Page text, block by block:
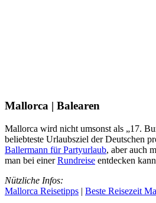
Mallorca | Balearen
Mallorca wird nicht umsonst als „17.
beliebteste Urlaubsziel der Deutschen
Ballermann für Partyurlaub, aber auch
man bei einerRundreise entdecken
Nützliche Infos:
Mallorca Reisetipps | Beste Reisezeit